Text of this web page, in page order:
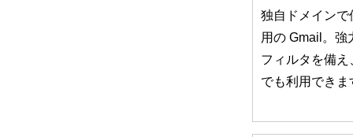
独自ドメイン
用の Gmail。強
フィルタを備
でも利用できま